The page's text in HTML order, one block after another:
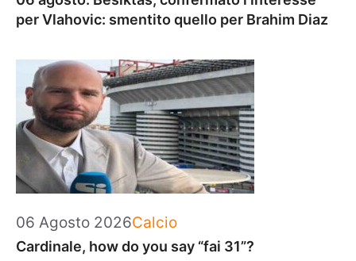
per Vlahovic: smentito quello per Brahim Diaz
06 Agosto 2026Categorie
Calcio
Cardinale, how do you say “fai 31”?